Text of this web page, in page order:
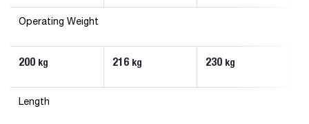
Operating Weight
200 kg 216 kg 230 kg
Length